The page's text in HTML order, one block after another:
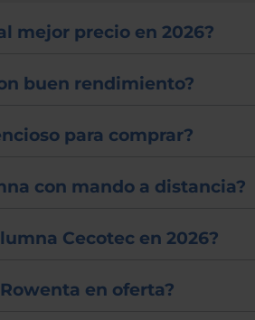
mejor precio en 2026?
buen rendimiento?
para comprar?
con mando a distancia?
Cecotec en 2026?
en oferta?